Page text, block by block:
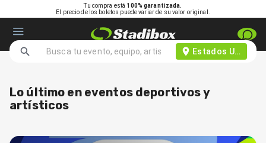
Tu compra está 100% garantizada.
El precio de los boletos puede variar de su valor original.
Estados Unidos
Lo último en eventos deportivos y
artísticos